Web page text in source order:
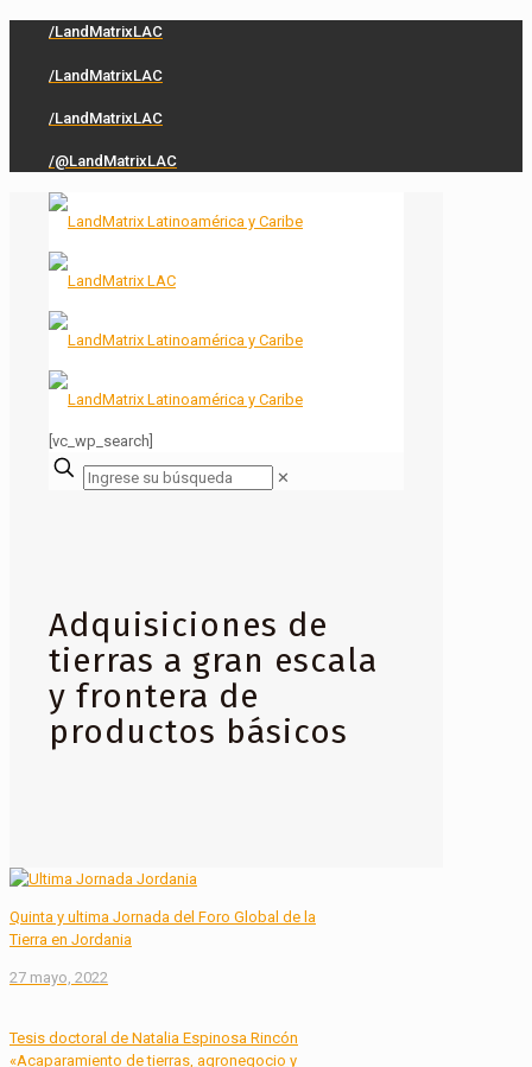
/LandMatrixLAC
/LandMatrixLAC
/LandMatrixLAC
/@LandMatrixLAC
[vc_wp_search]
✕
Adquisiciones de
tierras a gran escala
y frontera de
productos básicos
Quinta y ultima Jornada del Foro Global de la
Tierra en Jordania
27 mayo, 2022
Tesis doctoral de Natalia Espinosa Rincón
«Acaparamiento de tierras, agronegocio y